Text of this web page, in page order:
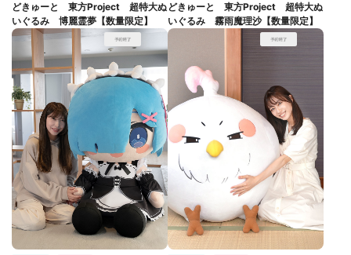
どきゅーと 東方Project 超特大ぬ
いぐるみ 博麗霊夢【数量限定】
どきゅーと 東方Project 超特大ぬ
いぐるみ 霧雨魔理沙【数量限定】